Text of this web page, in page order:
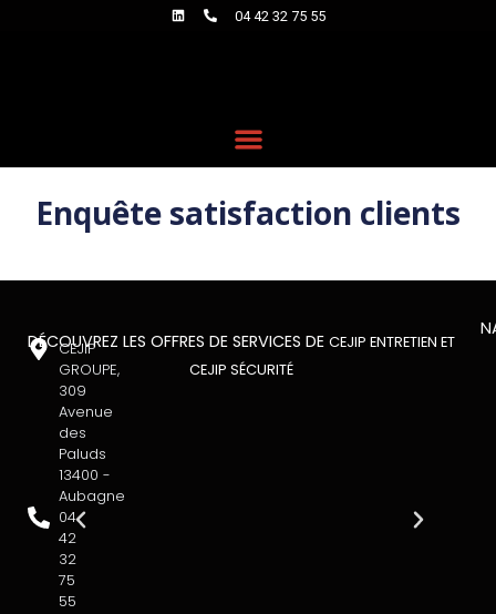
04 42 32 75 55
Enquête satisfaction clients
CEJIP
GROUPE,
309
Avenue
des
Paluds
13400 -
Aubagne
04
42
32
75
55
DÉCOUVREZ LES OFFRES DE SERVICES DE CEJIP ENTRETIEN ET
CEJIP SÉCURITÉ